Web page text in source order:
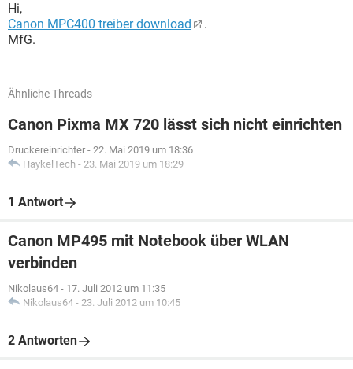
Hi,
Canon MPC400 treiber download
.
MfG.
Ähnliche Threads
Canon Pixma MX 720 lässt sich nicht einrichten
Druckereinrichter - 22. Mai 2019 um 18:36
HaykelTech - 23. Mai 2019 um 18:29
1 Antwort
Canon MP495 mit Notebook über WLAN
verbinden
Nikolaus64 - 17. Juli 2012 um 11:35
Nikolaus64 - 23. Juli 2012 um 10:45
2 Antworten